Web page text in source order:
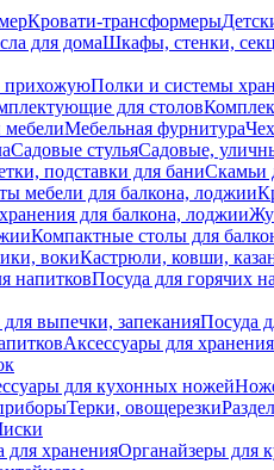
Кровати-трансформеры
для домаШкафы, стенки,
прихожуюПолки и системы
для столов
Мебельная фурнитура
Садовые стульяСадовые,
подставки для баниСкамьи
мебели для балкона, лоджии
для балкона, лоджии
Компактные столы для
вокиКастрюли, ковши,
напитковПосуда для горячих
выпечки, запеканияПосуда
Аксессуары для
для кухонных ножей
Терки, овощерезки
для храненияОрганайзеры для